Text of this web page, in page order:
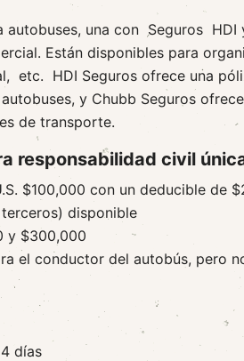
una con Seguros HDI
Están disponibles para
etc. HDI Seguros ofrece una
y Chubb Seguros
de transporte.
responsabilidad civil
$100,000 con un deducible de
disponible
y $300,000
el conductor del autobús, pero
días